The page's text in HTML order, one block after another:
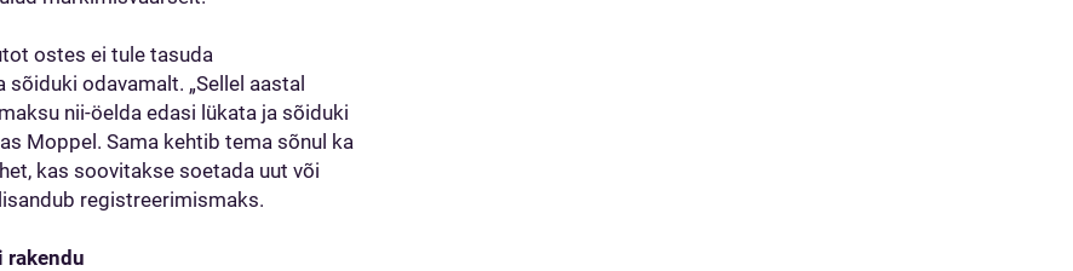
ostes ei tule tasuda
odavamalt. „Sellel aastal
nii-öelda edasi lükata ja sõiduki
Moppel. Sama kehtib tema sõnul ka
kas soovitakse soetada uut või
registreerimismaks.
rakendu